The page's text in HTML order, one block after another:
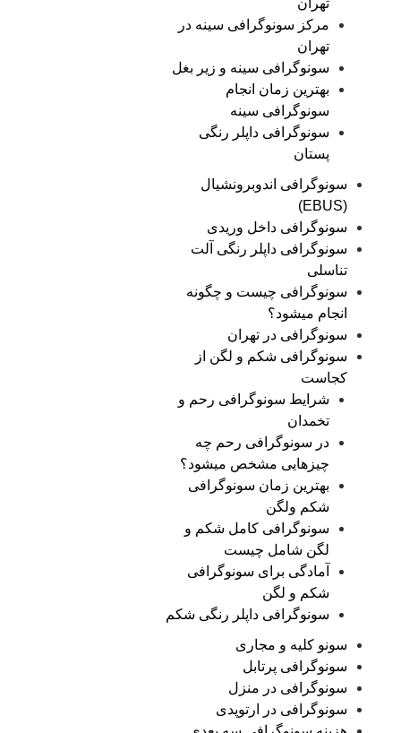
تهران
مرکز سونوگرافی سینه در
تهران
سونوگرافی سینه و زیر بغل
بهترین زمان انجام
سونوگرافی سینه
سونوگرافی داپلر رنگی
پستان
سونوگرافی اندوبرونشیال
(EBUS)
سونوگرافی داخل وریدی
سونوگرافی داپلر رنگی آلت
تناسلی
سونوگرافی چیست و چگونه
انجام میشود؟
سونوگرافی در تهران
سونوگرافی شکم و لگن از
کجاست
شرایط سونوگرافی رحم و
تخمدان
در سونوگرافی رحم چه
چیزهایی مشخص میشود؟
بهترین زمان سونوگرافی
شکم ولگن
سونوگرافی کامل شکم و
لگن شامل چیست
آمادگی برای سونوگرافی
شکم و لگن
سونوگرافی داپلر رنگی شکم
سونو کلیه و مجاری
سونوگرافی پرتابل
سونوگرافی در منزل
سونوگرافی در ارتوپدی